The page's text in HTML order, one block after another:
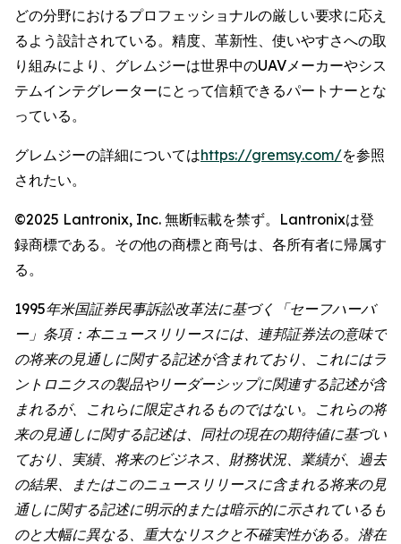
どの分野におけるプロフェッショナルの厳しい要求に応え
るよう設計されている。精度、革新性、使いやすさへの取
り組みにより、グレムジーは世界中のUAVメーカーやシス
テムインテグレーターにとって信頼できるパートナーとな
っている。
グレムジーの詳細についてはhttps://gremsy.com/を参照
されたい。
©2025 Lantronix, Inc. 無断転載を禁ず。Lantronixは登
録商標である。その他の商標と商号は、各所有者に帰属す
る。
1995年米国証券民事訴訟改革法に基づく「セーフハーバ
ー」条項：本ニュースリリースには、連邦証券法の意味で
の将来の見通しに関する記述が含まれており、これにはラ
ントロニクスの製品やリーダーシップに関連する記述が含
まれるが、これらに限定されるものではない。これらの将
来の見通しに関する記述は、同社の現在の期待値に基づい
ており、実績、将来のビジネス、財務状況、業績が、過去
の結果、またはこのニュースリリースに含まれる将来の見
通しに関する記述に明示的または暗示的に示されているも
のと大幅に異なる、重大なリスクと不確実性がある。潜在